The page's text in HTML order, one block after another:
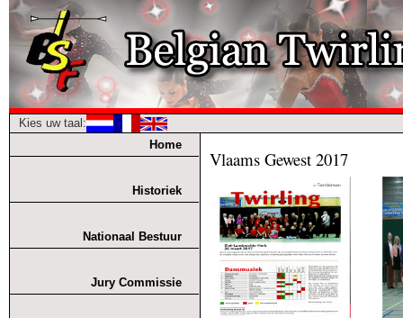
Kies uw taal:
Home
Historiek
Nationaal Bestuur
Jury Commissie
Vlaams Gewest 2017